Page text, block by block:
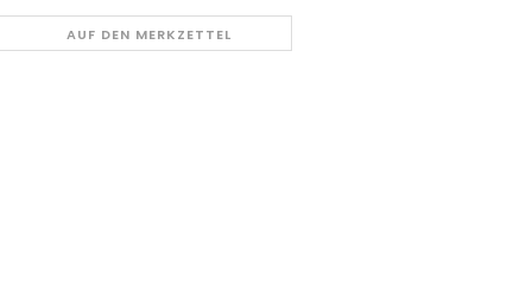
AUF DEN MERKZETTEL